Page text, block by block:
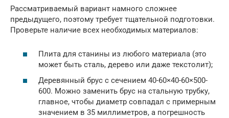
Рассматриваемый вариант намного сложнее
предыдущего, поэтому требует тщательной подготовки.
Проверьте наличие всех необходимых материалов:
Плита для станины из любого материала (это
может быть сталь, дерево или даже текстолит);
Деревянный брус с сечением 40-60×40-60×500-
600. Можно заменить брус на стальную трубку,
главное, чтобы диаметр совпадал с примерным
значением в 35 миллиметров, а погрешность